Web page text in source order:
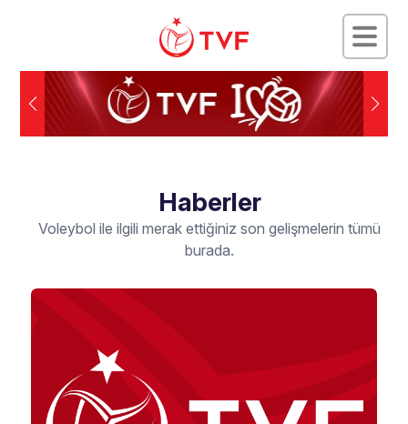
Haberler
Voleybol ile ilgili merak ettiğiniz son gelişmelerin tümü
burada.